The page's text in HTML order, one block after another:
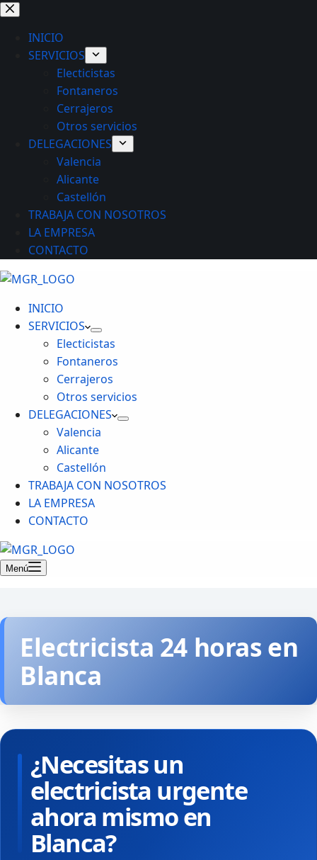
Saltar
contenido
INICIO
SERVICIOS
Electicistas
Fontaneros
Cerrajeros
Otros servicios
DELEGACIONES
Valencia
Alicante
Castellón
TRABAJA CON NOSOTROS
LA EMPRESA
CONTACTO
INICIO
SERVICIOS
Electicistas
Fontaneros
Cerrajeros
Otros servicios
DELEGACIONES
Valencia
Alicante
Castellón
TRABAJA CON NOSOTROS
LA EMPRESA
CONTACTO
Menú
Electricista 24 horas en
Blanca
¿Necesitas un
electricista urgente
ahora mismo en
Blanca?